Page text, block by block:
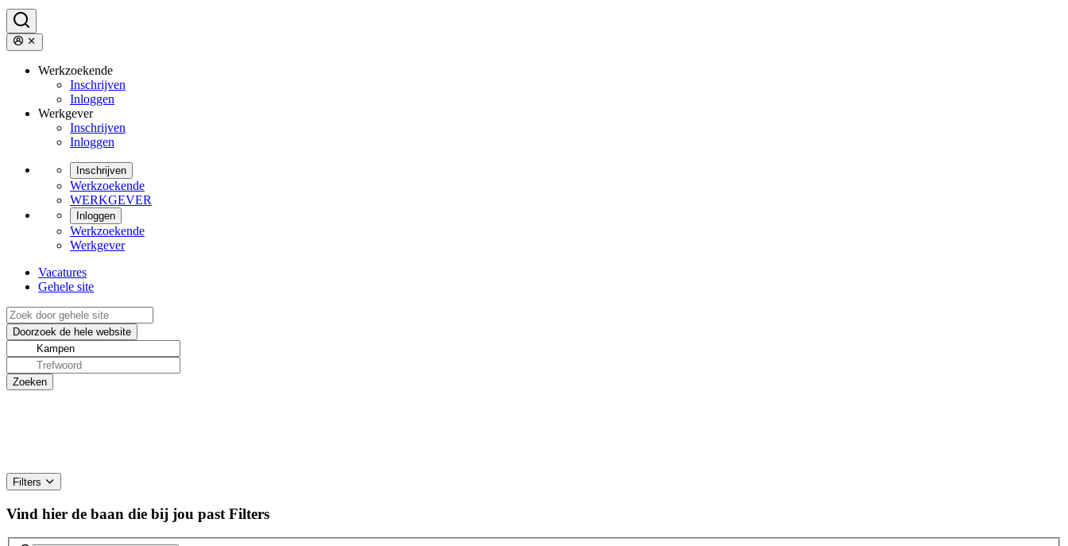
Werkzoekende
Inschrijven
Inloggen
Werkgever
Inschrijven
Inloggen
Inschrijven
Werkzoekende
WERKGEVER
Inloggen
Werkzoekende
Werkgever
Vacatures
Gehele site
Filters
Vind hier de baan die bij jou past Filters